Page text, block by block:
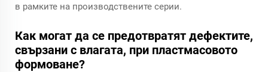
в рамките на производствените серии.
Как могат да се предотвратят дефектите,
свързани с влагата, при пластмасовото
формоване?